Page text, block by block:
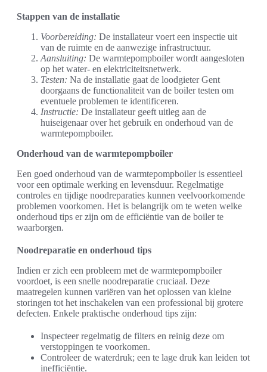
Stappen van de installatie
Voorbereiding: De installateur voert een inspectie uit
van de ruimte en de aanwezige infrastructuur.
Aansluiting: De warmtepompboiler wordt aangesloten
op het water- en elektriciteitsnetwerk.
Testen: Na de installatie gaat de loodgieter Gent
doorgaans de functionaliteit van de boiler testen om
eventuele problemen te identificeren.
Instructie: De installateur geeft uitleg aan de
huiseigenaar over het gebruik en onderhoud van de
warmtepompboiler.
Onderhoud van de warmtepompboiler
Een goed onderhoud van de warmtepompboiler is essentieel
voor een optimale werking en levensduur. Regelmatige
controles en tijdige noodreparaties kunnen veelvoorkomende
problemen voorkomen. Het is belangrijk om te weten welke
onderhoud tips er zijn om de efficiëntie van de boiler te
waarborgen.
Noodreparatie en onderhoud tips
Indien er zich een probleem met de warmtepompboiler
voordoet, is een snelle noodreparatie cruciaal. Deze
maatregelen kunnen variëren van het oplossen van kleine
storingen tot het inschakelen van een professional bij grotere
defecten. Enkele praktische onderhoud tips zijn:
Inspecteer regelmatig de filters en reinig deze om
verstoppingen te voorkomen.
Controleer de waterdruk; een te lage druk kan leiden tot
inefficiëntie.